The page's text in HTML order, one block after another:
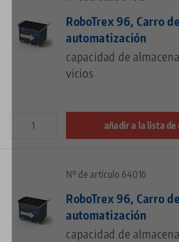
RoboTrex 96, Carro de
automatización
capacidad de
vicios
añadir a la lista de
Nº de artículo 64016
RoboTrex 96, Carro de
automatización
capacidad de